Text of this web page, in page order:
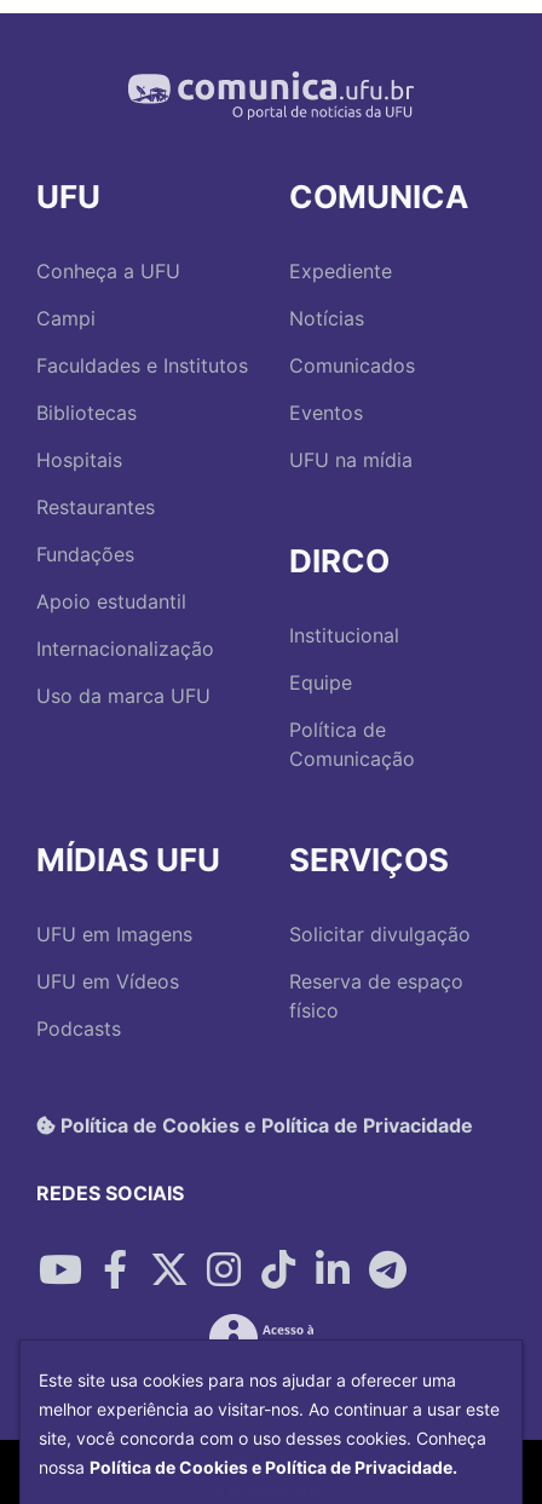
UFU
Conheça a UFU
Campi
Faculdades e Institutos
Bibliotecas
Hospitais
Restaurantes
Fundações
Apoio estudantil
Internacionalização
Uso da marca UFU
COMUNICA
Expediente
Notícias
Comunicados
Eventos
UFU na mídia
DIRCO
Institucional
Equipe
Política de
Comunicação
MÍDIAS UFU
UFU em Imagens
UFU em Vídeos
Podcasts
SERVIÇOS
Solicitar divulgação
Reserva de espaço
físico
Política de Cookies e Política de Privacidade
REDES SOCIAIS
Copyright©2026Universidade Federal
Este site usa cookies para nos ajudar a oferecer uma
melhor experiência ao visitar-nos. Ao continuar a usar este
site, você concorda com o uso desses cookies. Conheça
nossa Política de Cookies e Política de Privacidade.